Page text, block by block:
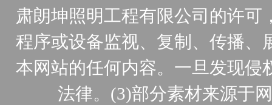
肃朗坤照明工程有限公司的许
程序或设备监视、复制、传播、
本网站的任何内容。一旦发现侵
法律。(3)部分素材来源于